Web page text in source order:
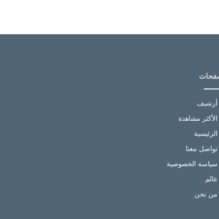
أرشيف
الأكثر مشاهدة
الرئيسية
تواصل معنا
سياسة الخصوصية
عالم
من نحن